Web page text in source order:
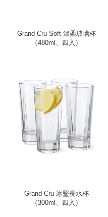
Grand Cru Soft 溫柔玻璃杯
（480ml、四入）
Grand Cru 冰鑿長水杯
（300ml、四入）